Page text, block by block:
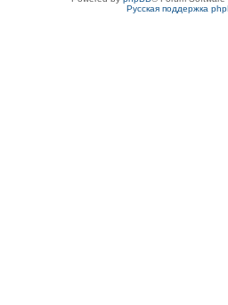
Русская поддержка